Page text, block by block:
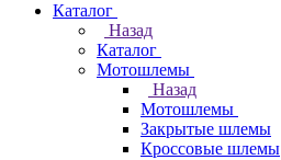
Каталог
Назад
Каталог
Мотошлемы
Назад
Мотошлемы
Закрытые шлемы
Кроссовые шлемы